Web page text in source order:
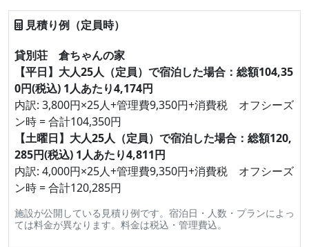
見積り例（定員時）
貸別荘 倉ちゃんの家
【平日】大人25人（定員）で宿泊した場合：総額104,35
0円(税込) 1人あたり4,174円
内訳: 3,800円×25人+管理費9,350円+消費税 オフシーズ
ン時 = 合計104,350円
【土曜日】大人25人（定員）で宿泊した場合：総額120,
285円(税込) 1人あたり4,811円
内訳: 4,000円×25人+管理費9,350円+消費税 オフシーズ
ン時 = 合計120,285円
施設が公開している見積り例です。宿泊日・人数・プランによっ
ては料金が異なります。料金は税込・管理費込。